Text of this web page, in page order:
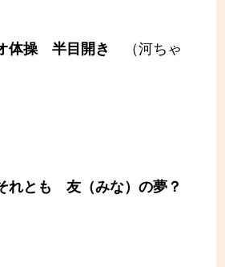
体操 半目開き
（河ちゃ
れとも 友（みな）の夢？